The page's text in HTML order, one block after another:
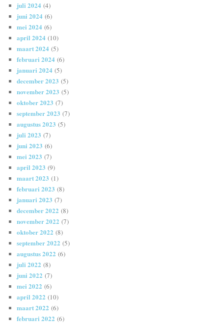
juli 2024 (4)
juni 2024 (6)
mei 2024 (6)
april 2024 (10)
maart 2024 (5)
februari 2024 (6)
januari 2024 (5)
december 2023 (5)
november 2023 (5)
oktober 2023 (7)
september 2023 (7)
augustus 2023 (5)
juli 2023 (7)
juni 2023 (6)
mei 2023 (7)
april 2023 (9)
maart 2023 (1)
februari 2023 (8)
januari 2023 (7)
december 2022 (8)
november 2022 (7)
oktober 2022 (8)
september 2022 (5)
augustus 2022 (6)
juli 2022 (8)
juni 2022 (7)
mei 2022 (6)
april 2022 (10)
maart 2022 (6)
februari 2022 (6)